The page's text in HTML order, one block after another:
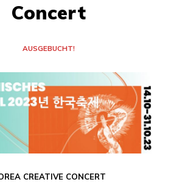
Concert
AUSGEBUCHT!
CREATIVE CONCERT